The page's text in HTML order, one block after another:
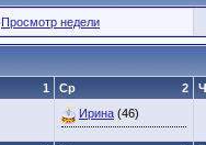
Просмотр недели
1 2
Ср
Ирина (46)